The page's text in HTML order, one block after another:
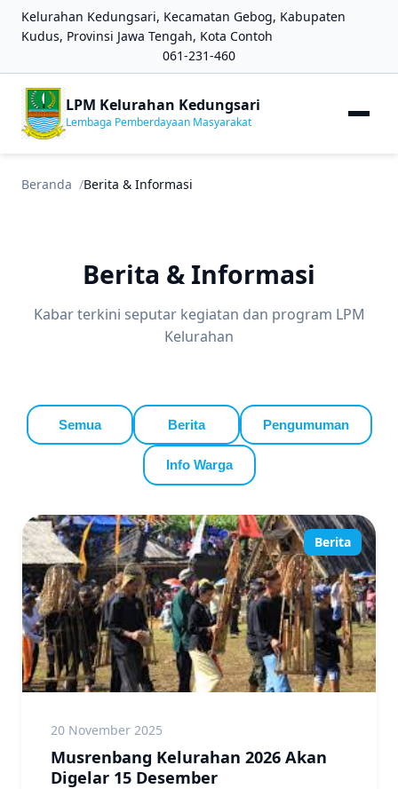
Kelurahan Kedungsari, Kecamatan Gebog, Kabupaten
Kudus, Provinsi Jawa Tengah, Kota Contoh
061-231-460
LPM Kelurahan Kedungsari
Lembaga Pemberdayaan Masyarakat
Beranda Berita & Informasi
Berita & Informasi
Kabar terkini seputar kegiatan dan program LPM
Kelurahan
Semua Berita Pengumuman
Info Warga
Berita
20 November 2025
Musrenbang Kelurahan 2026 Akan
Digelar 15 Desember